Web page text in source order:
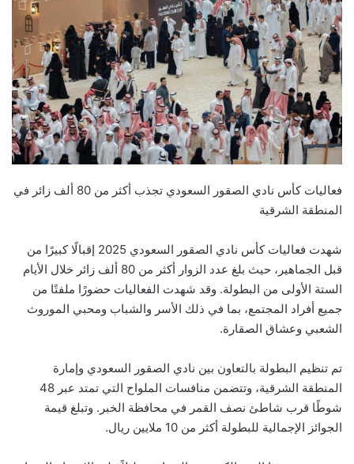
فعاليات كأس نادي الصقور السعودي تجذب أكثر من 80 ألف زائر في
المنطقة الشرقية
شهدت فعاليات كأس نادي الصقور السعودي 2025 إقبالًا كبيرًا من
قبل الجماهير، حيث بلغ عدد الزوار أكثر من 80 ألف زائر خلال الأيام
الستة الأولى من البطولة. وقد شهدت الفعاليات حضورًا ملفتًا من
جميع أفراد المجتمع، بما في ذلك الأسر والشباب ومحبي الموروث
الشعبي وعشاق الصقارة.
تم تنظيم البطولة بالتعاون بين نادي الصقور السعودي وإمارة
المنطقة الشرقية، وتتضمن منافسات الملواح التي تمتد عبر 48
شوطًا قرب شاطئ نصف القمر في محافظة الخبر. وتبلغ قيمة
الجوائز الإجمالية للبطولة أكثر من 10 ملايين ريال.